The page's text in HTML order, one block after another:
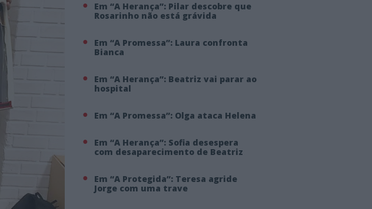
Em “A Herança”: Pilar descobre que
Rosarinho não está grávida
Em “A Promessa”: Laura confronta
Bianca
Em “A Herança”: Beatriz vai parar ao
hospital
Em “A Promessa”: Olga ataca Helena
Em “A Herança”: Sofia desespera
com desaparecimento de Beatriz
Em “A Protegida”: Teresa agride
Jorge com uma trave